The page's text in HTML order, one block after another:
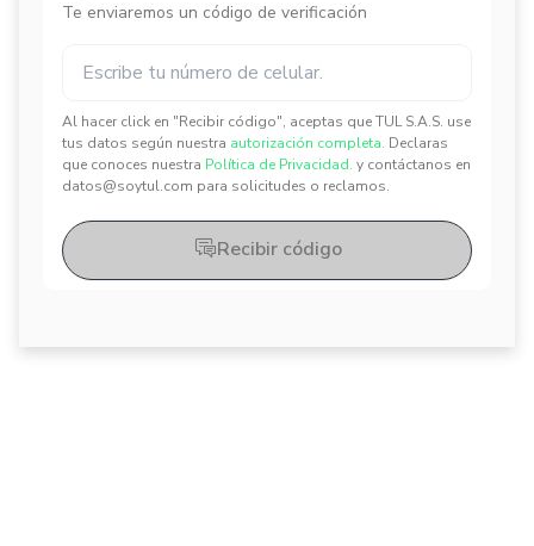
Te enviaremos un código de verificación
Al hacer click en "Recibir código", aceptas que TUL S.A.S. use
tus datos según nuestra autorización completa. Declaras
que conoces nuestra Política de Privacidad. y contáctanos en
datos@soytul.com para solicitudes o reclamos.
✕
✕
Recibir código